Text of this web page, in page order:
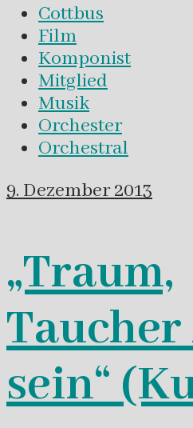
Cottbus
Film
Komponist
Mitglied
Musik
Orchester
Orchestral
9. Dezember 2013
„Traum,
Taucher
sein“